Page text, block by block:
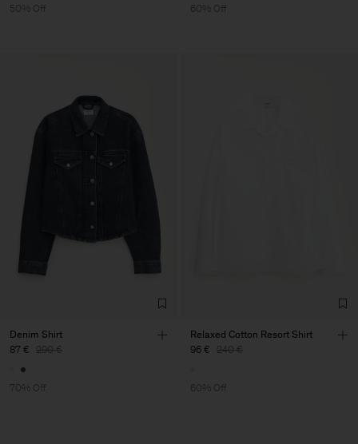
50% Off 60% Off
Denim Shirt
87 € 290 €
70% Off
Relaxed Cotton Resort Shirt
96 € 240 €
60% Off